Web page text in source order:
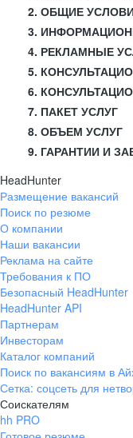
2. ОБЩИЕ
3.
4. РЕКЛАМНЫЕ
5.
6.
7. ПАКЕТ УСЛУГ
8. ОБЪЕМ УСЛУГ
9. ГАРАНТИИ И
HeadHunter
Размещение вакансий
Поиск по резюме
О компании
Наши вакансии
Реклама на сайте
Требования к ПО
Безопасный HeadHunter
HeadHunter API
Партнерам
Инвесторам
Каталог компаний
Поиск по вакансиям в
Сетка: соцсеть для
Соискателям
hh PRO